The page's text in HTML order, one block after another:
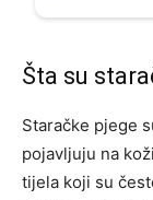
Šta su
Staračke pjege
pojavljuju na
tijela koji su